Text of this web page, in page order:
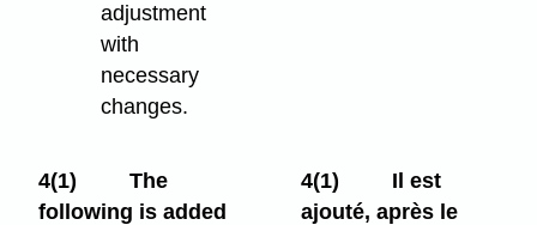
adjustment
with
necessary
changes.
4(1)
The
following is added
4(1)
Il est
ajouté, après le